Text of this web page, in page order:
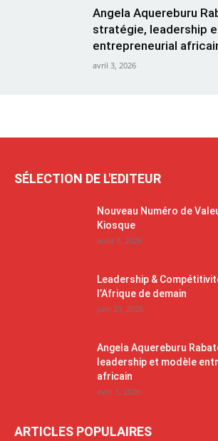
Angela Aquereburu
stratégie, leadership
entrepreneurial
avril 3, 2026
SÉLECTION DE L'EDITEUR
Nouveau Numéro de
Kiosque
août 7, 2026
Leadership &
l’Afrique de demain
juin 29, 2026
Angela Aquereburu
leadership et modèle
africain
avril 3, 2026
ARTICLES POPULAIRES